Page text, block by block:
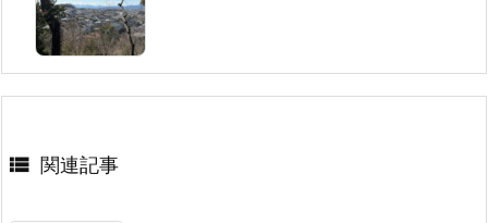
 関連記事